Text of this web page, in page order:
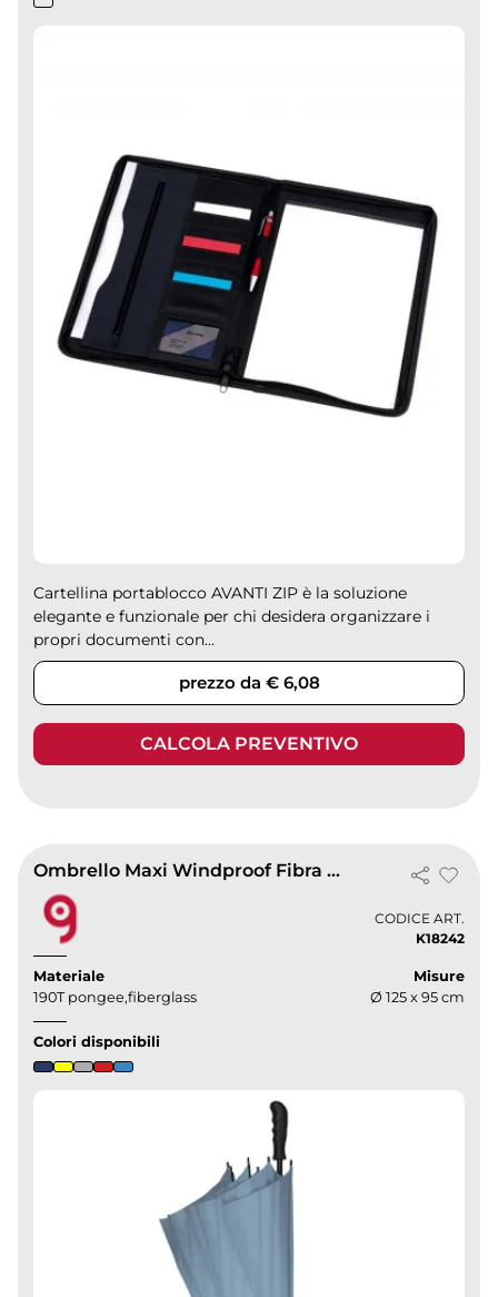
Cartellina portablocco AVANTI ZIP è la soluzione
elegante e funzionale per chi desidera organizzare i
propri documenti con...
prezzo da € 6,08
CALCOLA PREVENTIVO
Ombrello Maxi Windproof Fibra di Vetro
CODICE ART.
K18242
Materiale
190T pongee,fiberglass
Misure
Ø 125 x 95 cm
Colori disponibili